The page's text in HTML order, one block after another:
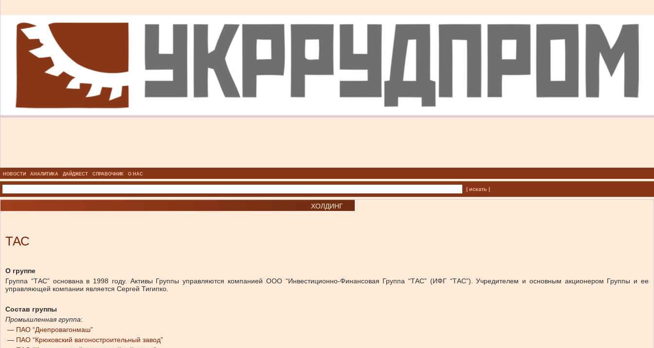
НОВОСТИ АНАЛИТИКА ДАЙДЖЕСТ СПРАВОЧНИК О НАС
| искать |
ХОЛДИНГ
ТАС
О группе
Группа “ТАС” основана в 1998 году. Активы Группы управляются компанией ООО “Инвестиционно-Финансовая Группа “ТАС” (ИФГ “ТАС”). Учредителем и основным акционером Группы и ее
управляющей компании является Сергей Тигипко.
Состав группы
Промышленная группа:
— ПАО “Днепровагонмаш”
— ПАО “Крюковский вагоностроительный завод”